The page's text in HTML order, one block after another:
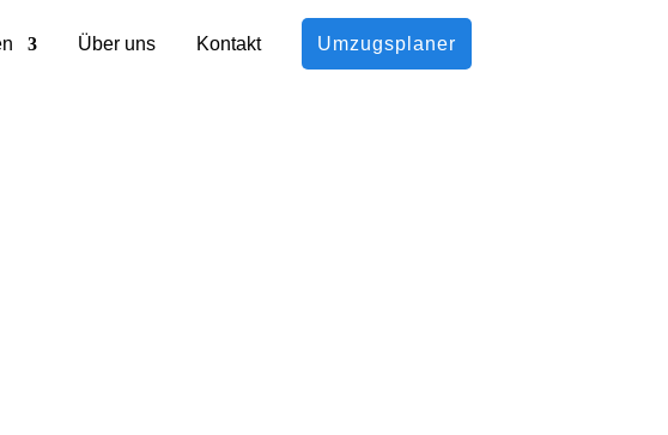
Über uns Kontakt Umzugsplaner